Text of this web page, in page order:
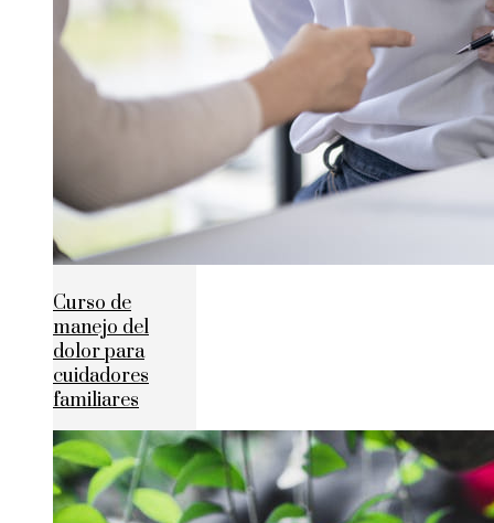
Curso de
manejo del
dolor para
cuidadores
familiares